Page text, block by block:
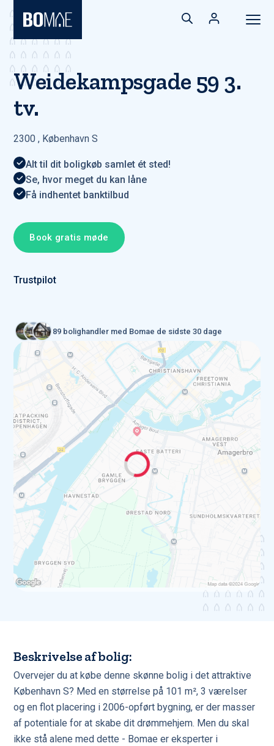
Weidekampsgade 59 3.
tv.
2300 , København S
Alt til dit boligkøb samlet ét sted!
Se, hvor meget du kan låne
Få indhentet banktilbud
Book gratis møde
Trustpilot
89 bolighandler med Bomae de sidste 30 dage
Beskrivelse af bolig:
Overvejer du at købe denne skønne bolig i det attraktive
København S? Med en størrelse på 101 m², 3 værelser
og en flot placering i 2006-opført bygning, er der masser
af potentiale for at skabe dit drømmehjem. Men du skal
ikke stå alene med dette - Bomae er eksperter i